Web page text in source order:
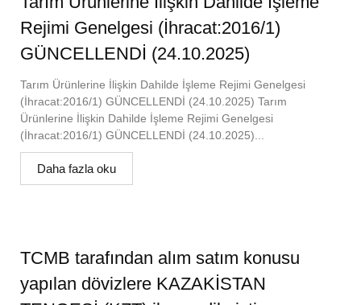
Rejimi Genelgesi (İhracat:2016/1)
GÜNCELLENDİ (24.10.2025)
Tarım Ürünlerine İlişkin Dahilde İşleme Rejimi Genelgesi
(İhracat:2016/1) GÜNCELLENDİ (24.10.2025) Tarım
Ürünlerine İlişkin Dahilde İşleme Rejimi Genelgesi
(İhracat:2016/1) GÜNCELLENDİ (24.10.2025)...
Daha fazla oku
TCMB tarafından alım satım konusu
yapılan dövizlere KAZAKİSTAN